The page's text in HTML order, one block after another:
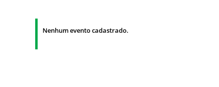
Nenhum evento cadastrado.